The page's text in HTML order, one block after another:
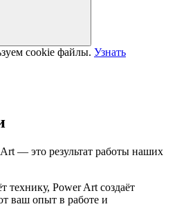
cookie файлы. Узнать
— это результат работы наших
технику, Power Art создаёт
ваш опыт в работе и